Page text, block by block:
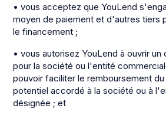
• vous acceptez que YouLend
moyen de paiement et d'autres tiers
le financement ;
• vous autorisez YouLend à ouvrir
pour la société ou l'entité
pouvoir faciliter le remboursement
potentiel accordé à la société ou à
désignée ; et